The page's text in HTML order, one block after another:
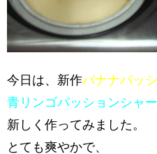
今日は、新作バナナパッ
青リンゴパッションシャ
新しく作ってみました。
とても爽やかで、